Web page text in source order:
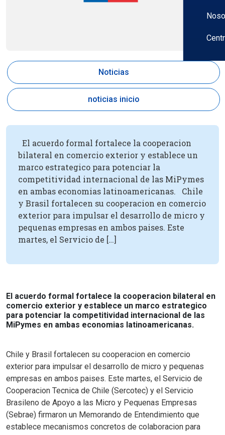
Noticias
noticias inicio
El acuerdo formal fortalece la cooperacion
bilateral en comercio exterior y establece un
marco estrategico para potenciar la
competitividad internacional de las MiPymes
en ambas economias latinoamericanas. Chile
y Brasil fortalecen su cooperacion en comercio
exterior para impulsar el desarrollo de micro y
pequenas empresas en ambos paises. Este
martes, el Servicio de […]
El acuerdo formal fortalece la cooperacion bilateral en
comercio exterior y establece un marco estrategico
para potenciar la competitividad internacional de las
MiPymes en ambas economias latinoamericanas.
Chile y Brasil fortalecen su cooperacion en comercio
exterior para impulsar el desarrollo de micro y pequenas
empresas en ambos paises. Este martes, el Servicio de
Cooperacion Tecnica de Chile (Sercotec) y el Servicio
Brasileno de Apoyo a las Micro y Pequenas Empresas
(Sebrae) firmaron un Memorando de Entendimiento que
establece mecanismos concretos de colaboracion para